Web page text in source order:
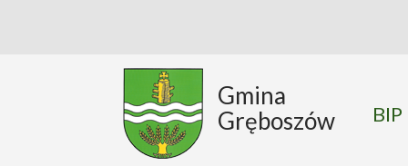
Gmina
Gręboszów
BIP